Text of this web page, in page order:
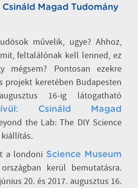
Magad Tudomány
művelik, ugye? Ahhoz,
feltalálónak kell lenned, ez
mégsem? Pontosan ezekre
projekt keretében Budapesten
16-ig látogatható
Csináld Magad
the Lab: The DIY Science
a londoni Science Museum
kerül bemutatásra.
20. és 2017. augusztus 16.